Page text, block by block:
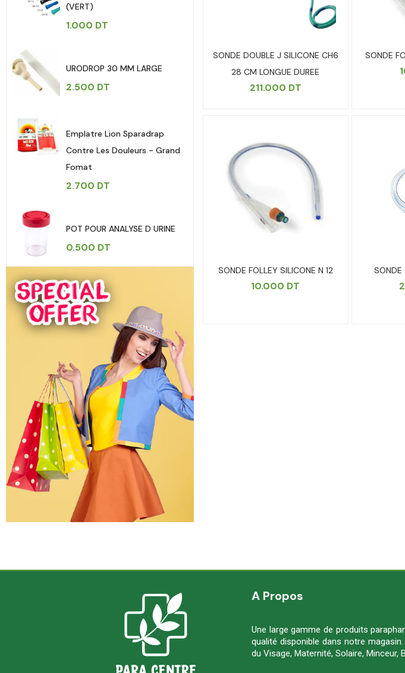
(VERT)
1.000 DT
URODROP 30 MM LARGE
2.500 DT
Emplatre Lion Sparadrap
Contre Les Douleurs - Grand
Fomat
2.700 DT
POT POUR ANALYSE D URINE
0.500 DT
SONDE DOUBLE J SILICONE CH6
28 CM LONGUE DUREE
211.000 DT
SONDE
SONDE FOLLEY SILICONE N 12
10.000 DT
SONDE
A Propos
Une large gamme de produits
qualité disponible dans notre
du Visage, Maternité, Solaire, Minceur,